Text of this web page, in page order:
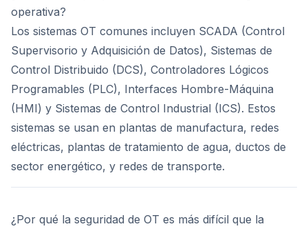
operativa?
Los sistemas OT comunes incluyen SCADA (Control
Supervisorio y Adquisición de Datos), Sistemas de
Control Distribuido (DCS), Controladores Lógicos
Programables (PLC), Interfaces Hombre-Máquina
(HMI) y Sistemas de Control Industrial (ICS). Estos
sistemas se usan en plantas de manufactura, redes
eléctricas, plantas de tratamiento de agua, ductos de
sector energético, y redes de transporte.
¿Por qué la seguridad de OT es más difícil que la